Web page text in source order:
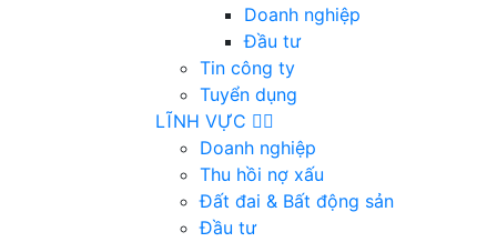
Doanh nghiệp
Đầu tư
Tin công ty
Tuyển dụng
LĨNH VỰC
Doanh nghiệp
Thu hồi nợ xấu
Đất đai & Bất động sản
Đầu tư